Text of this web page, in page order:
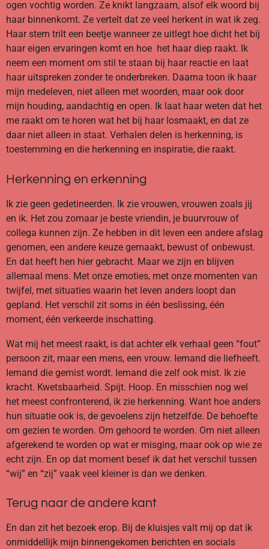
ogen vochtig worden. Ze knikt langzaam, alsof elk woord bij
haar binnenkomt. Ze vertelt dat ze veel herkent in wat ik zeg.
Haar stem trilt een beetje wanneer ze uitlegt hoe dicht het bij
haar eigen ervaringen komt en hoe het haar diep raakt. Ik
neem een moment om stil te staan bij haar reactie en laat
haar uitspreken zonder te onderbreken. Daarna toon ik haar
mijn medeleven, niet alleen met woorden, maar ook door
mijn houding, aandachtig en open. Ik laat haar weten dat het
me raakt om te horen wat het bij haar losmaakt, en dat ze
daar niet alleen in staat. Verhalen delen is herkenning, is
toestemming en die herkenning en inspiratie, die raakt.
Herkenning en erkenning
Ik zie geen gedetineerden. Ik zie vrouwen, vrouwen zoals jij
en ik. Het zou zomaar je beste vriendin, je buurvrouw of
collega kunnen zijn. Ze hebben in dit leven een andere afslag
genomen, een andere keuze gemaakt, bewust of onbewust.
En dat heeft hen hier gebracht. Maar we zijn en blijven
allemaal mens. Met onze emoties, met onze momenten van
twijfel, met situaties waarin het leven anders loopt dan
gepland. Het verschil zit soms in één beslissing, één
moment, één verkeerde inschatting.
Wat mij het meest raakt, is dat achter elk verhaal geen “fout”
persoon zit, maar een mens, een vrouw. Iemand die liefheeft.
Iemand die gemist wordt. Iemand die zelf ook mist. Ik zie
kracht. Kwetsbaarheid. Spijt. Hoop. En misschien nog wel
het meest confronterend, ik zie herkenning. Want hoe anders
hun situatie ook is, de gevoelens zijn hetzelfde. De behoefte
om gezien te worden. Om gehoord te worden. Om niet alleen
afgerekend te worden op wat er misging, maar ook op wie ze
echt zijn. En op dat moment besef ik dat het verschil tussen
“wij” en “zij” vaak veel kleiner is dan we denken.
Terug naar de andere kant
En dan zit het bezoek erop. Bij de kluisjes valt mij op dat ik
onmiddellijk mijn binnengekomen berichten en socials